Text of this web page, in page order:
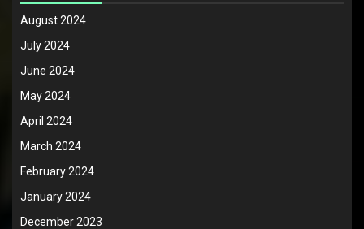
August 2024
July 2024
June 2024
May 2024
April 2024
March 2024
February 2024
January 2024
December 2023